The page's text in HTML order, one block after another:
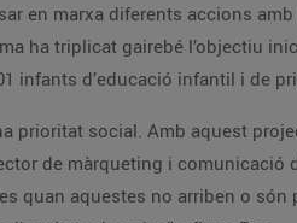
en marxa diferents accions
ha triplicat gairebé l’objectiu
infants d’educació infantil i de
prioritat social. Amb aquest
de màrqueting i comunicació
quan aquestes no arriben o